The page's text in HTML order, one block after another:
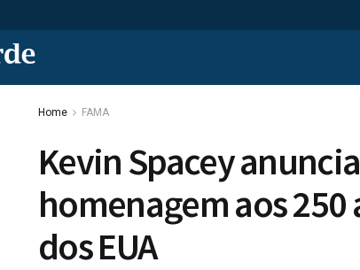
Home FAMA
Kevin Spacey
homenagem aos
dos EUA